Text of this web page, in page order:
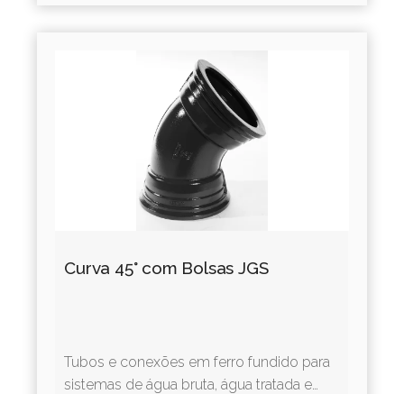
Curva 45° com Bolsas JGS
Tubos e conexões em ferro fundido para
sistemas de água bruta, água tratada e